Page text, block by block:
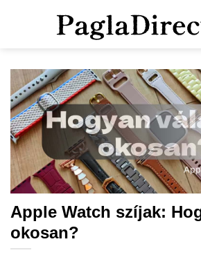
Apple Watch szíjak:
okosan?